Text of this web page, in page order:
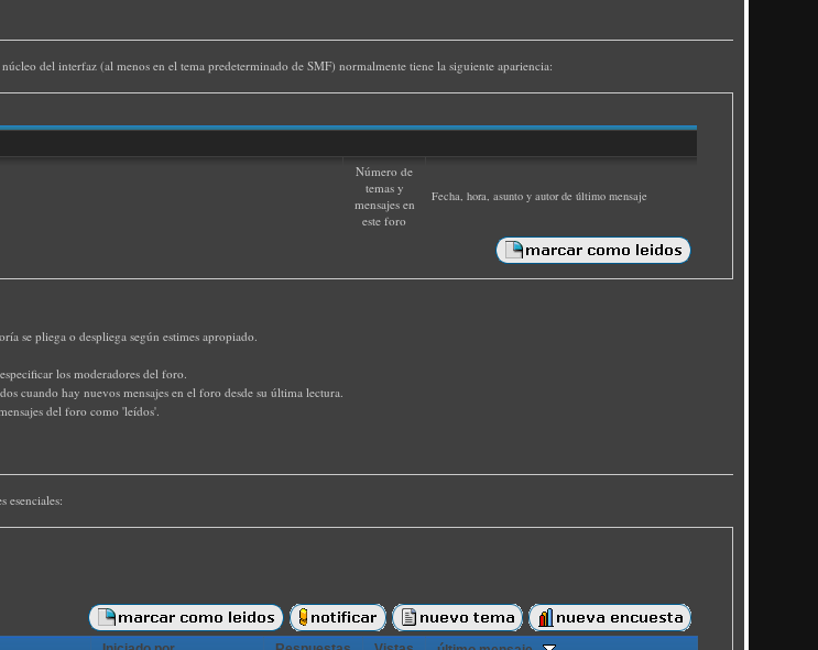
del interfaz (al menos en el tema predeterminado de SMF) normalmente tiene la siguiente apariencia:
Número de
temas y
mensajes en
este foro
Fecha, hora, asunto y autor de último mensaje
se pliega o despliega según estimes apropiado.
los moderadores del foro.
cuando hay nuevos mensajes en el foro desde su última lectura.
del foro como 'leídos'.
esenciales: